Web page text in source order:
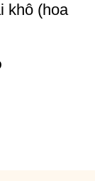
khô (hoa